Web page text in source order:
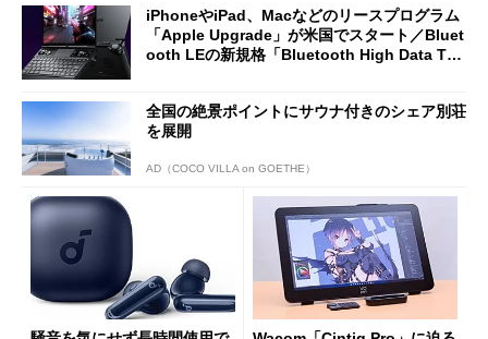
iPhoneやiPad、Macなどのリースプログラム
「Apple Upgrade」が米国でスタート／Bluet
ooth LEの新規格「Bluetooth High Data Thr
全国の絶景ポイントにサウナ付きのシェア別荘
を展開
AD（COCO VILLA on GOETHE）